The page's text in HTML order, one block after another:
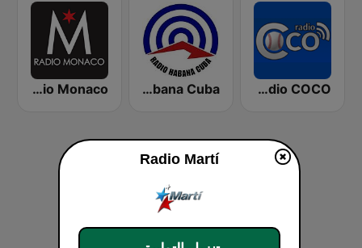
Radio COCO
Radio Habana Cuba
Radio Monaco
Radio Martí